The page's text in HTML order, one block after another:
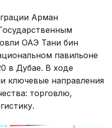
Арман
ОАЭ Тани бин
павильоне
в Дубае. В ходе
ключевые направления
торговлю,